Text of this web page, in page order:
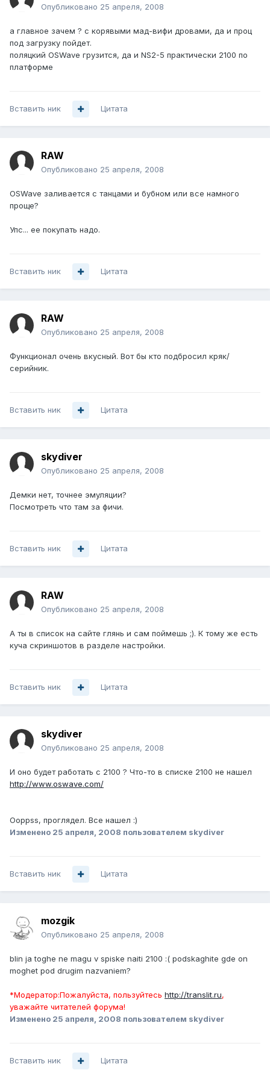
Опубликовано 25 апреля, 2008
а главное зачем ? с корявыми мад-вифи дровами, да и проц
под загрузку пойдет.
поляцкий OSWave грузится, да и NS2-5 практически 2100 по
платформе
Вставить ник Цитата
RAW
Опубликовано 25 апреля, 2008
OSWave заливается с танцами и бубном или все намного
проще?
Упс... ее покупать надо.
Вставить ник Цитата
RAW
Опубликовано 25 апреля, 2008
Функционал очень вкусный. Вот бы кто подбросил кряк/
серийник.
Вставить ник Цитата
skydiver
Опубликовано 25 апреля, 2008
Демки нет, точнее эмуляции?
Посмотреть что там за фичи.
Вставить ник Цитата
RAW
Опубликовано 25 апреля, 2008
А ты в список на сайте глянь и сам поймешь ;). К тому же есть
куча скриншотов в разделе настройки.
Вставить ник Цитата
skydiver
Опубликовано 25 апреля, 2008
И оно будет работать с 2100 ? Что-то в списке 2100 не нашел
http://www.oswave.com/
Ooppss, проглядел. Все нашел :)
Изменено 25 апреля, 2008 пользователем skydiver
Вставить ник Цитата
mozgik
Опубликовано 25 апреля, 2008
blin ja toghe ne magu v spiske naiti 2100 :( podskaghite gde on
moghet pod drugim nazvaniem?
*Модератор:Пожалуйста, пользуйтесь http://translit.ru,
уважайте читателей форума!
Изменено 25 апреля, 2008 пользователем skydiver
Вставить ник Цитата